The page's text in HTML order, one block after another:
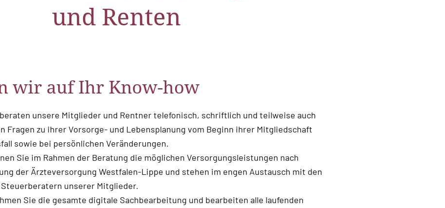
und Renten
wir auf Ihr Know-how
unsere Mitglieder und Rentner telefonisch, schriftlich und teilweise auch
Fragen zu ihrer Vorsorge- und Lebensplanung vom Beginn ihrer Mitgliedschaft
sowie bei persönlichen Veränderungen.
Sie im Rahmen der Beratung die möglichen Versorgungsleistungen nach
der Ärzteversorgung Westfalen-Lippe und stehen im engen Austausch mit den
unserer Mitglieder.
Sie die gesamte digitale Sachbearbeitung und bearbeiten alle laufenden